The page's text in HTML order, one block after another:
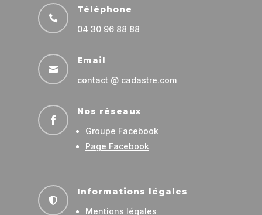

Téléphone
04 30 96 88 88

Email
contact @ cadastre.com

Nos réseaux
Groupe Facebook
Page Facebook

Informations légales
Mentions légales